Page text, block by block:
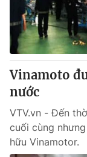
Vinamoto
nước
VTV.vn - Đến
cuối cùng
hữu Vinamotor.